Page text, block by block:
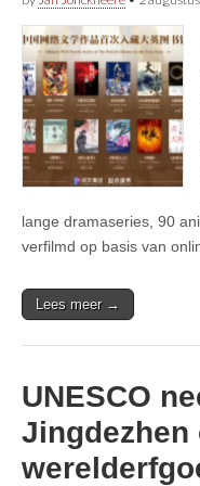
lange dramaseries, 90
verfilmd op basis van
Lees meer →
UNESCO
Jingdezhen